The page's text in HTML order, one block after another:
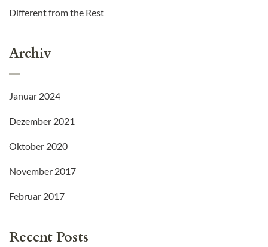
Different from the Rest
Archiv
Januar 2024
Dezember 2021
Oktober 2020
November 2017
Februar 2017
Recent Posts